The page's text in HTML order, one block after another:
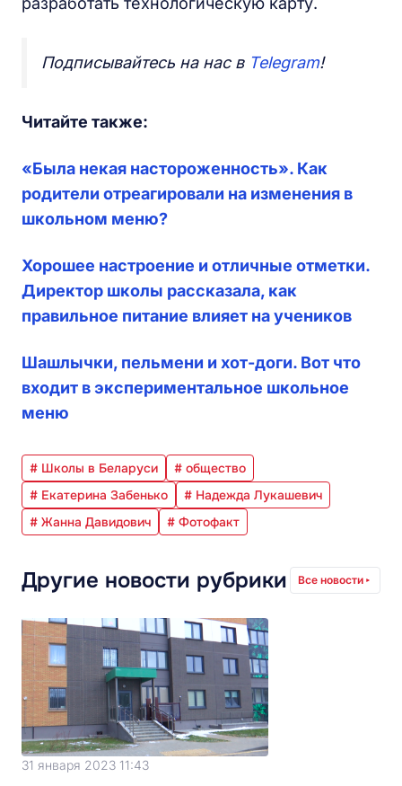
Подписывайтесь на нас в Telegram!
Читайте также:
«Была некая настороженность». Как
родители отреагировали на изменения в
школьном меню?
Хорошее настроение и отличные отметки.
Директор школы рассказала, как
правильное питание влияет на учеников
Шашлычки, пельмени и хот-доги. Вот что
входит в экспериментальное школьное
меню
# Школы в Беларуси
# общество
# Екатерина Забенько
# Надежда Лукашевич
# Жанна Давидович
# Фотофакт
Другие новости рубрики Все новости
31 января 2023 11:43